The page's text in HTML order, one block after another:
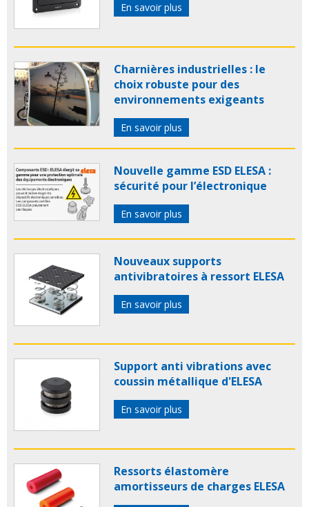
En savoir plus
Charnières industrielles : le
choix robuste pour des
environnements exigeants
En savoir plus
Nouvelle gamme ESD ELESA :
sécurité pour l’électronique
En savoir plus
Nouveaux supports
antivibratoires à ressort ELESA
En savoir plus
Support anti vibrations avec
coussin métallique d'ELESA
En savoir plus
Ressorts élastomère
amortisseurs de charges ELESA